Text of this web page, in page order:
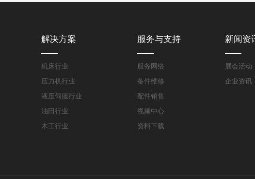
解决方案
机床行业
压力机行业
液压伺服行业
油田行业
木工行业
服务与支持
服务网络
备件维修
配件销售
视频中心
资料下载
新闻资
展会活动
企业资讯